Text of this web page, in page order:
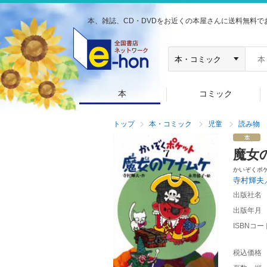
本、雑誌、CD・DVDをお近くの本屋さんに送料無料で
本 コミック
トップ 本・コミック 児童 読み物
魔女
かいぞくポ
寺村輝
出版社名
出版年月
ISBNコー
税込価格